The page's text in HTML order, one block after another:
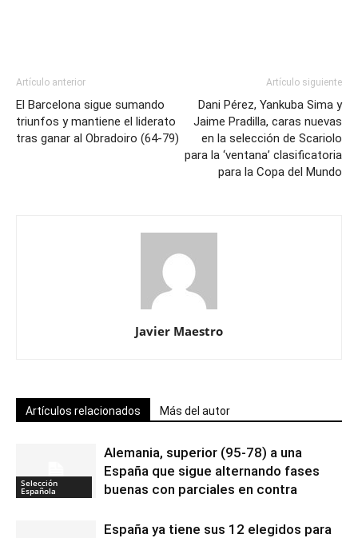
Artículo anterior
El Barcelona sigue sumando
triunfos y mantiene el liderato
tras ganar al Obradoiro (64-79)
Artículo siguiente
Dani Pérez, Yankuba Sima y
Jaime Pradilla, caras nuevas
en la selección de Scariolo
para la ‘ventana’ clasificatoria
para la Copa del Mundo
Javier Maestro
Artículos relacionados Más del autor
Selección
Española
Alemania, superior (95-78) a una
España que sigue alternando fases
buenas con parciales en contra
España ya tiene sus 12 elegidos para